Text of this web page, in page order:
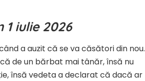
iulie 2026
a auzit că se va căsători din nou.
de un bărbat mai tânăr, însă nu
însă vedeta a declarat că dacă ar